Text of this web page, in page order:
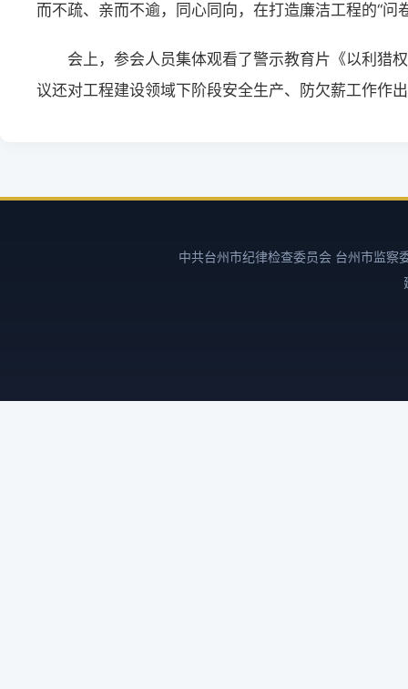
而不疏、亲而不逾，同心同向，在打造廉洁工程的“问
会上，参会人员集体观看了警示教育片《以利猎
议还对工程建设领域下阶段安全生产、防欠薪工作作
中共台州市纪律检查委员会 台州市监察